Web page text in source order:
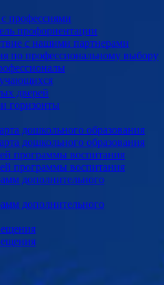
профессиями
профориентации
с нашими партнерами
по профессиональному выбору
дверей
горизонты
дошкольного образования
дошкольного образования
программы воспитания
программы воспитания
дополнительного
дополнительного